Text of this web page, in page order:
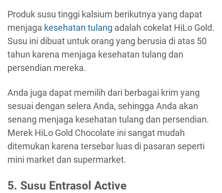
Produk susu tinggi kalsium berikutnya yang dapat
menjaga kesehatan tulang adalah cokelat HiLo Gold.
Susu ini dibuat untuk orang yang berusia di atas 50
tahun karena menjaga kesehatan tulang dan
persendian mereka.
Anda juga dapat memilih dari berbagai krim yang
sesuai dengan selera Anda, sehingga Anda akan
senang menjaga kesehatan tulang dan persendian.
Merek HiLo Gold Chocolate ini sangat mudah
ditemukan karena tersebar luas di pasaran seperti
mini market dan supermarket.
5. Susu Entrasol Active